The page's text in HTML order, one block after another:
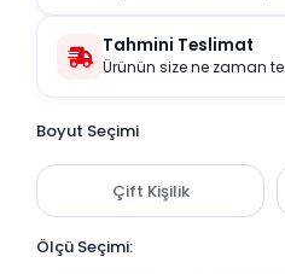
Tahmini Teslimat
Ürünün size ne zaman
Boyut Seçimi
Çift Kişilik
Ölçü Seçimi: